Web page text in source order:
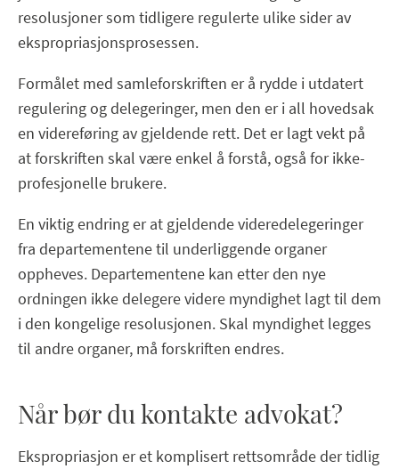
resolusjoner som tidligere regulerte ulike sider av
ekspropriasjonsprosessen.
Formålet med samleforskriften er å rydde i utdatert
regulering og delegeringer, men den er i all hovedsak
en videreføring av gjeldende rett. Det er lagt vekt på
at forskriften skal være enkel å forstå, også for ikke-
profesjonelle brukere.
En viktig endring er at gjeldende videredelegeringer
fra departementene til underliggende organer
oppheves. Departementene kan etter den nye
ordningen ikke delegere videre myndighet lagt til dem
i den kongelige resolusjonen. Skal myndighet legges
til andre organer, må forskriften endres.
Når bør du kontakte advokat?
Ekspropriasjon er et komplisert rettsområde der tidlig